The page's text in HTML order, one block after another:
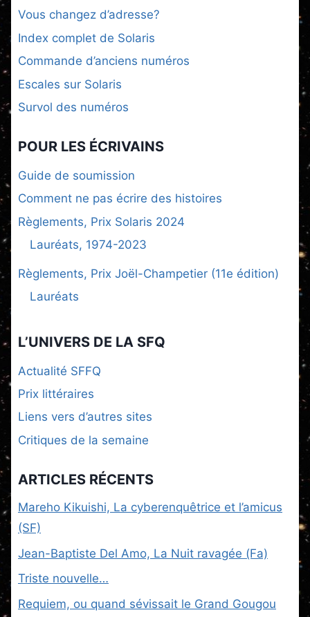
Vous changez d’adresse?
Index complet de Solaris
Commande d’anciens numéros
Escales sur Solaris
Survol des numéros
POUR LES ÉCRIVAINS
Guide de soumission
Comment ne pas écrire des histoires
Règlements, Prix Solaris 2024
Lauréats, 1974-2023
Règlements, Prix Joël-Champetier (11e édition)
Lauréats
L’UNIVERS DE LA SFQ
Actualité SFFQ
Prix littéraires
Liens vers d’autres sites
Critiques de la semaine
ARTICLES RÉCENTS
Mareho Kikuishi, La cyberenquêtrice et l’amicus
(SF)
Jean-Baptiste Del Amo, La Nuit ravagée (Fa)
Triste nouvelle…
Requiem, ou quand sévissait le Grand Gougou